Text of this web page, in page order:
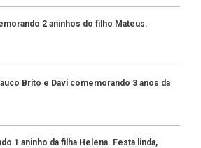
2 aninhos do filho Mateus.
Brito e Davi comemorando 3 anos da
1 aninho da filha Helena. Festa linda,